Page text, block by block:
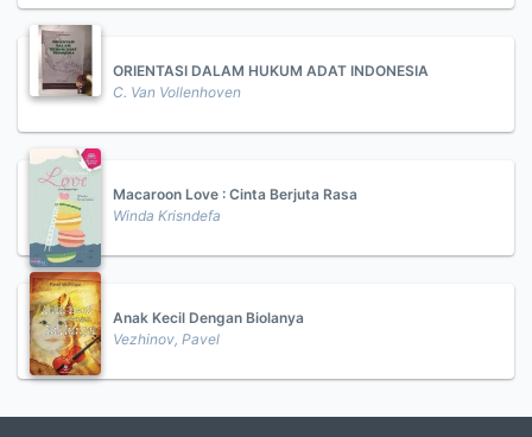
ORIENTASI DALAM HUKUM ADAT INDONESIA
C. Van Vollenhoven
Macaroon Love : Cinta Berjuta Rasa
Winda Krisndefa
Anak Kecil Dengan Biolanya
Vezhinov, Pavel